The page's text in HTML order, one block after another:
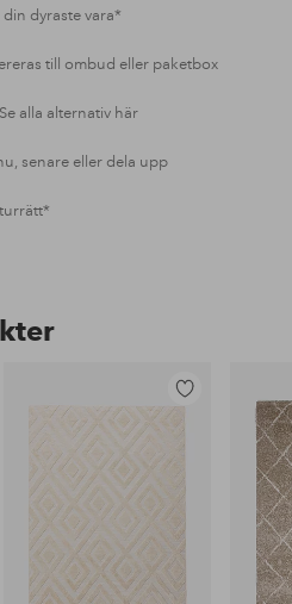
dyraste vara*
till ombud eller paketbox
alla alternativ här
senare eller dela upp
Lägg
favoriter